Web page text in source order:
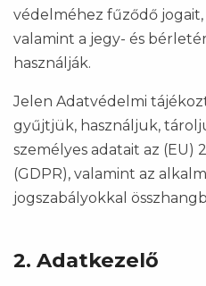
védelméhez fűződő
valamint a jegy- és
használják.
Jelen Adatvédelmi
gyűjtjük, használjuk,
személyes adatait az (EU)
(GDPR), valamint az
jogszabályokkal
2. Adatkezelő